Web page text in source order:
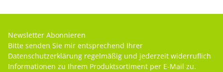
Newsletter Abonnieren
Bitte senden Sie mir entsprechend Ihrer
Datenschutzerklärung regelmäßig und jederzeit widerruflich
Informationen zu Ihrem Produktsortiment per E-Mail zu.